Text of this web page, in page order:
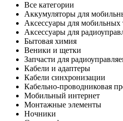
Все категории
Аккумуляторы для
Аксессуары для мобильных
Аксессуары для
Бытовая химия
Веники и щетки
Запчасти для
Кабели и адаптеры
Кабели синхронизации
Кабельно-проводниковая
Мобильный интернет
Монтажные элементы
Ночники